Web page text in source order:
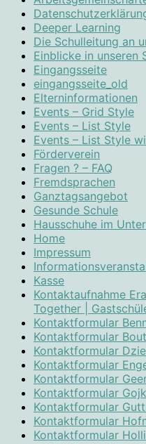
Deeper Learning
Die Schulleitung an
Einblicke in unseren
Eingangsseite
eingangsseite_old
Elterninformationen
Events – Grid Style
Events – List Style
Events – List Style
Förderverein
Fragen ? – FAQ
Fremdsprachen
Ganztagsangebot
Gesunde Schule
Hausschuhe im
Home
Impressum
Kasse
Kontaktaufnahme
Together |
Kontaktformular
Kontaktformular
Kontaktformular
Kontaktformular
Kontaktformular
Kontaktformular
Kontaktformular
Kontaktformular
Kontaktformular